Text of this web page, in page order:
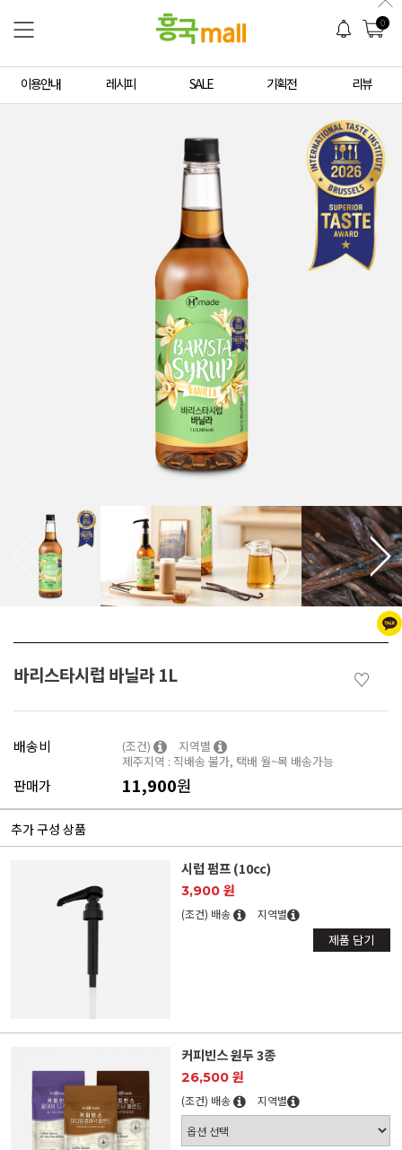
0
이용안내 레시피 SALE 기획전 리뷰
바리스타시럽 바닐라 1L ♡
배송비 (조건)
지역별
제주지역 : 직배송 불가, 택배 월~목 배송가능
판매가 11,900원
추가 구성 상품
시럽 펌프 (10cc)
3,900 원
(조건) 배송 지역별
제품 담기
커피빈스 원두 3종
26,500 원
(조건) 배송 지역별